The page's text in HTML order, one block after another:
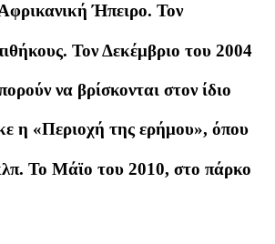
Ήπειρο. Τον
Τον Δεκέμβριο του 2004
να βρίσκονται στον ίδιο
η «Περιοχή της ερήμου», όπου
Το Μάϊο του 2010, στο πάρκο